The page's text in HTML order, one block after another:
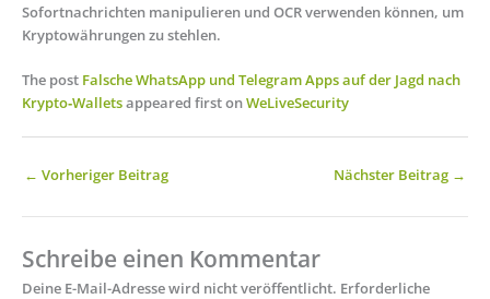
Sofortnachrichten manipulieren und OCR verwenden können, um
Kryptowährungen zu stehlen.
The post Falsche WhatsApp und Telegram Apps auf der Jagd nach
Krypto‑Walletsappeared first onWeLiveSecurity
← Vorheriger Beitrag Nächster Beitrag →
Schreibe einen Kommentar
Deine E-Mail-Adresse wird nicht veröffentlicht. Erforderliche